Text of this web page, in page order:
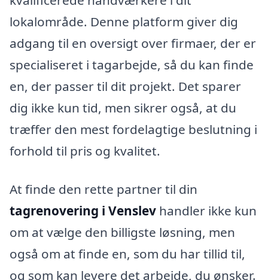
lokalområde. Denne platform giver dig
adgang til en oversigt over firmaer, der er
specialiseret i tagarbejde, så du kan finde
en, der passer til dit projekt. Det sparer
dig ikke kun tid, men sikrer også, at du
træffer den mest fordelagtige beslutning i
forhold til pris og kvalitet.
At finde den rette partner til din
tagrenovering i Venslev handler ikke kun
om at vælge den billigste løsning, men
også om at finde en, som du har tillid til,
og som kan levere det arbejde, du ønsker.